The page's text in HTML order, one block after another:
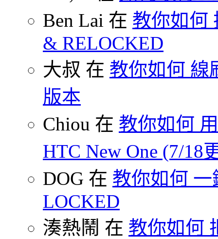
Ben Lai 在 教你如何
& RELOCKED
大叔 在 教你如何 線
版本
Chiou 在 教你如何
HTC New One (7/18
DOG 在 教你如何 一
LOCKED
湊熱鬧 在 教你如何